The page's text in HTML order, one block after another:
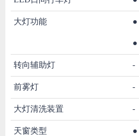
大灯功能 ●
●
转向辅助灯 -
前雾灯 -
大灯清洗装置 -
天窗类型 ●